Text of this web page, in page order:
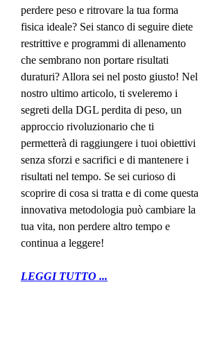
perdere peso e ritrovare la tua forma
fisica ideale? Sei stanco di seguire diete
restrittive e programmi di allenamento
che sembrano non portare risultati
duraturi? Allora sei nel posto giusto! Nel
nostro ultimo articolo, ti sveleremo i
segreti della DGL perdita di peso, un
approccio rivoluzionario che ti
permetterà di raggiungere i tuoi obiettivi
senza sforzi e sacrifici e di mantenere i
risultati nel tempo. Se sei curioso di
scoprire di cosa si tratta e di come questa
innovativa metodologia può cambiare la
tua vita, non perdere altro tempo e
continua a leggere!
LEGGI TUTTO ...